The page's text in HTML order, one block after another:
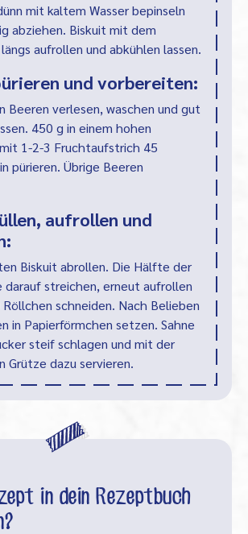
mit kaltem Wasser bepinseln
abziehen. Biskuit mit dem
aufrollen und abkühlen lassen.
und vorbereiten:
Beeren verlesen, waschen und gut
450 g in einem hohen
1-2-3 Fruchtaufstrich 45
pürieren. Übrige Beeren
aufrollen und
Biskuit abrollen. Die Hälfte der
darauf streichen, erneut aufrollen
Röllchen schneiden. Nach Belieben
in Papierförmchen setzen. Sahne
steif schlagen und mit der
Grütze dazu servieren.
in dein Rezeptbuch